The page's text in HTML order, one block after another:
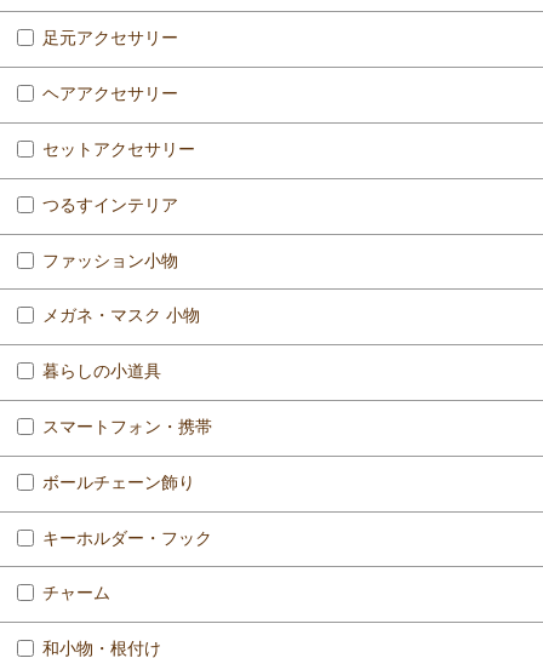
足元アクセサリー
ヘアアクセサリー
セットアクセサリー
つるすインテリア
ファッション小物
メガネ・マスク 小物
暮らしの小道具
スマートフォン・携帯
ボールチェーン飾り
キーホルダー・フック
チャーム
和小物・根付け